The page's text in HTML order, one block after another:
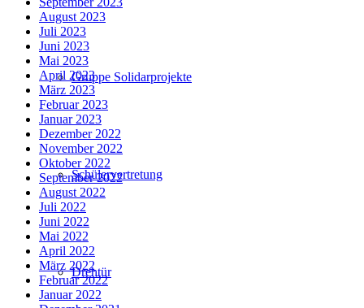
Gruppe Solidarprojekte
Schülervertretung
Drehtür
August 2023
Juli 2023
Juni 2023
Mai 2023
April 2023
März 2023
Februar 2023
Januar 2023
Dezember 2022
November 2022
Oktober 2022
September 2022
August 2022
Juli 2022
Juni 2022
Mai 2022
April 2022
März 2022
Februar 2022
Januar 2022